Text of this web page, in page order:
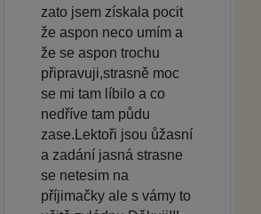
zato jsem získala pocit
že aspon neco umím a
že se aspon trochu
připravuji,strasně moc
se mi tam líbilo a co
nedříve tam půdu
zase.Lektoři jsou ůžasní
a zadání jasná strasne
se netesim na
příjimačky ale s vámy to